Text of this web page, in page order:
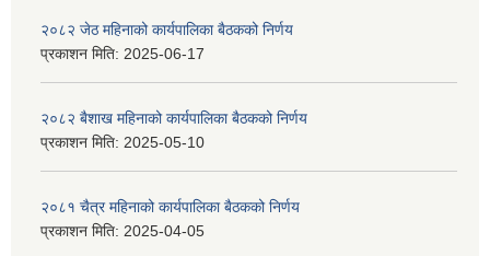
२०८२ जेठ महिनाको कार्यपालिका बैठकको निर्णय
प्रकाशन मिति: 2025-06-17
२०८२ बैशाख महिनाको कार्यपालिका बैठकको निर्णय
प्रकाशन मिति: 2025-05-10
२०८१ चैत्र महिनाको कार्यपालिका बैठकको निर्णय
प्रकाशन मिति: 2025-04-05